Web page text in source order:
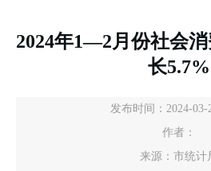
2024年1—2月份社会
长5.7%
发布时间：2024-03-
作者：
来源：市统计